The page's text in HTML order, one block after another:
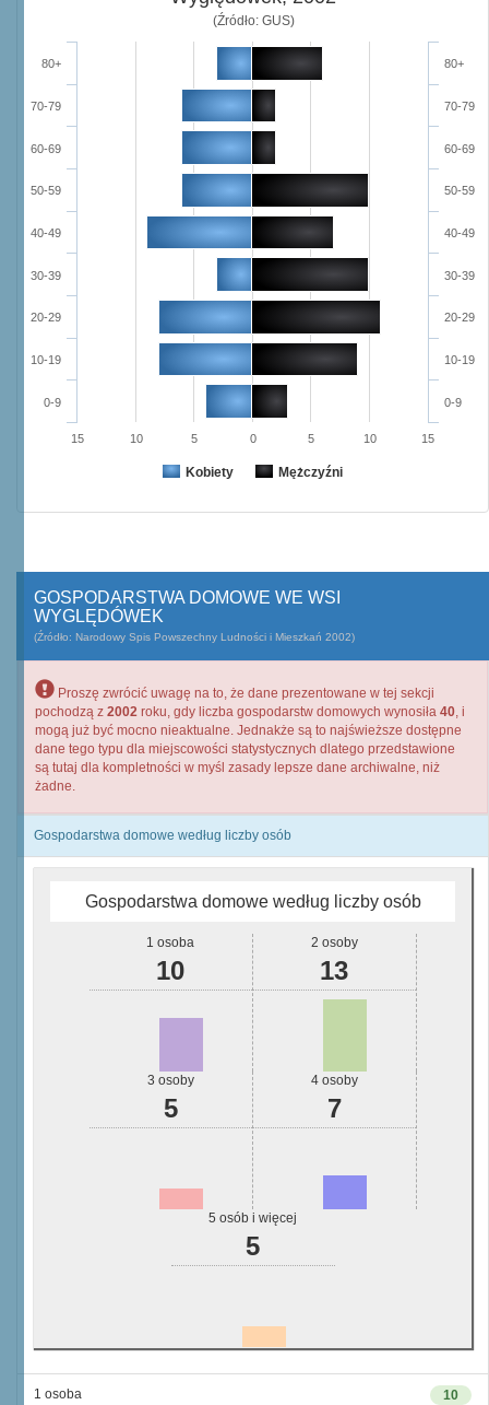
(Źródło: GUS)
Kobiety Mężczyźni
0-9
10-19
20-29
30-39
40-49
50-59
60-69
70-79
80+
0-9
10-19
20-29
30-39
40-49
50-59
60-69
70-79
80+
15 10 5 0 5 10 15
GOSPODARSTWA DOMOWE WE WSI
WYGLĘDÓWEK
(Źródło: Narodowy Spis Powszechny Ludności i Mieszkań 2002)
Proszę zwrócić uwagę na to, że dane prezentowane w tej sekcji
pochodzą z 2002 roku, gdy liczba gospodarstw domowych wynosiła 40, i
mogą już być mocno nieaktualne. Jednakże są to najświeższe dostępne
dane tego typu dla miejscowości statystycznych dlatego przedstawione
są tutaj dla kompletności w myśl zasady lepsze dane archiwalne, niż
żadne.
Gospodarstwa domowe według liczby osób
Gospodarstwa domowe według liczby osób
1 osoba
10
2 osoby
13
3 osoby
5
4 osoby
7
5 osób i więcej
5
10
1 osoba